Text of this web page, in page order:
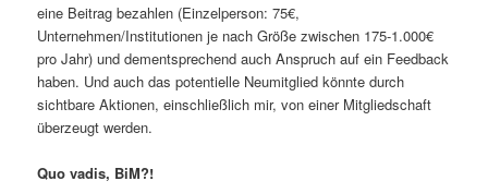
eine Beitrag bezahlen (Einzelperson: 75€,
Unternehmen/Institutionen je nach Größe zwischen 175-1.000€
pro Jahr) und dementsprechend auch Anspruch auf ein Feedback
haben. Und auch das potentielle Neumitglied könnte durch
sichtbare Aktionen, einschließlich mir, von einer Mitgliedschaft
überzeugt werden.
Quo vadis, BiM?!